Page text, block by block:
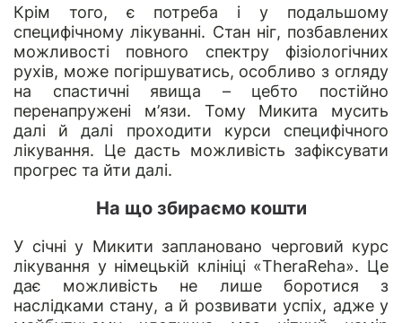
Крім того, є потреба і у подальшому
специфічному лікуванні. Стан ніг, позбавлених
можливості повного спектру фізіологічних
рухів, може погіршуватись, особливо з огляду
на спастичні явища – цебто постійно
перенапружені м’язи. Тому Микита мусить
далі й далі проходити курси специфічного
лікування. Це дасть можливість зафіксувати
прогрес та йти далі.
На що збираємо кошти
У січні у Микити заплановано черговий курс
лікування у німецькій клініці «TheraReha». Це
дає можливість не лише боротися з
наслідками стану, а й розвивати успіх, адже у